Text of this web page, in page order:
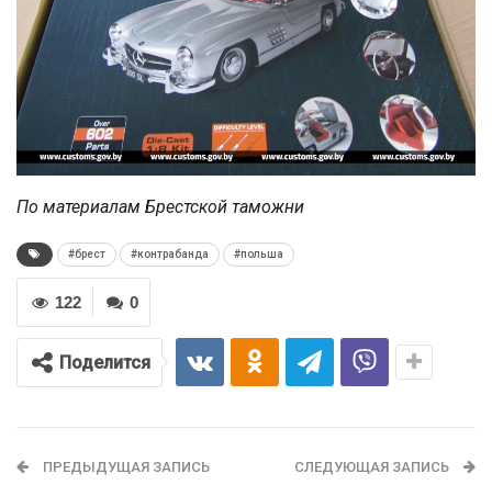
По материалам Брестской таможни
#брест #контрабанда #польша
0
122
Поделится
ПРЕДЫДУЩАЯ ЗАПИСЬ СЛЕДУЮЩАЯ ЗАПИСЬ